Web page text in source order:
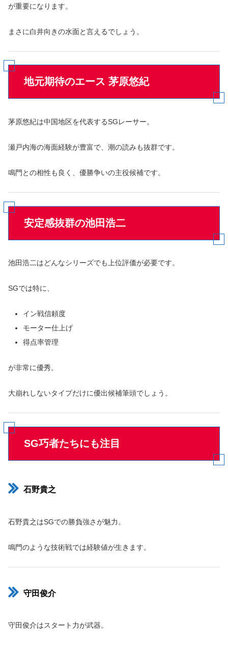
が重要になります。
まさに白井向きの水面と言えるでしょう。
地元期待のエース 茅原悠紀
茅原悠紀は中国地区を代表するSGレーサー。
瀬戸内海の海面経験が豊富で、潮の読みも抜群です。
鳴門との相性も良く、優勝争いの主役候補です。
安定感抜群の池田浩二
池田浩二はどんなシリーズでも上位評価が必要です。
SGでは特に、
イン戦信頼度
モーター仕上げ
得点率管理
が非常に優秀。
大崩れしないタイプだけに優出候補筆頭でしょう。
SG巧者たちにも注目
石野貴之
石野貴之はSGでの勝負強さが魅力。
鳴門のような技術戦では経験値が生きます。
守田俊介
守田俊介はスタート力が武器。